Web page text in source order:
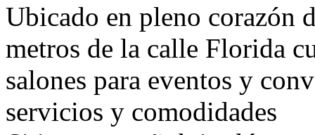
Ubicado en pleno corazón
metros de la calle Florida
salones para eventos y
servicios y comodidades